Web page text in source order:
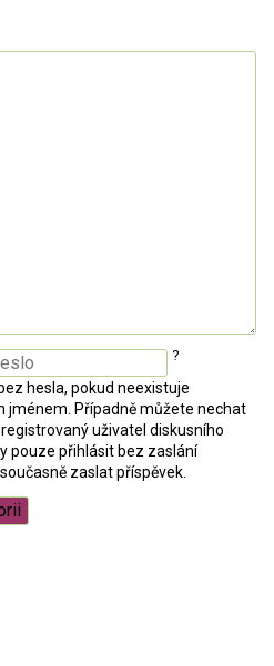
?
hesla, pokud neexistuje
jménem. Případně můžete nechat
uživatel diskusního
pouze přihlásit bez zaslání
zaslat příspěvek.